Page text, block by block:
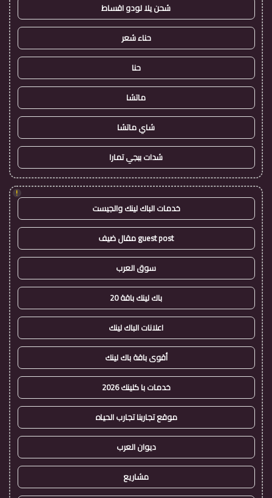
شحن يلا لودو اقساط
حناء شعر
حنا
ماتشا
شاي ماتشا
شدات ببجي تمارا
!
خدمات الباك لينك والجيست
guest post مقال ضيف
سوق العرب
باك لينك باقة 20
اعلانات الباك لينك
أقوى باقة باك لينك
خدمات با كلينك 2026
موقع تجاربنا تجارب الحياه
ديوان العرب
مشاريع